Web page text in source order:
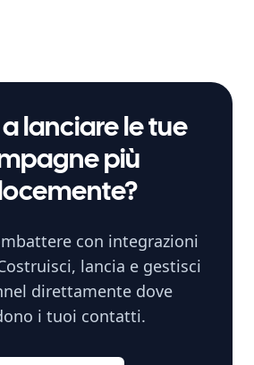
lanciare le tue
più
con integrazioni
lancia e gestisci
direttamente dove
i tuoi contatti.